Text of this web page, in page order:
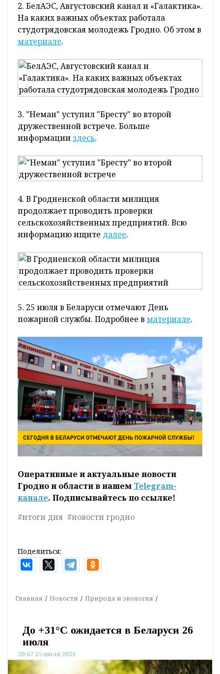
2. БелАЭС, Августовский канал и «Галактика».
На каких важных объектах работала
студотрядовская молодежь Гродно. Об этом в
материале.
3. "Неман" уступил "Бресту" во второй
дружественной встрече. Больше
информации здесь.
4. В Гродненской области милиция
продолжает проводить проверки
сельскохозяйственных предприятий. Всю
информацию ищите далее.
5. 25 июля в Беларуси отмечают День
пожарной службы. Подробнее в материале.
Оперативные и актуальные новости
Гродно и области в нашем Telegram-
канале. Подписывайтесь по ссылке!
#итоги дня #новости гродно
Поделиться:
Главная Новости Природа и экология
До +31°С ожидается в Беларуси 26
июля
20:07 25 июля 2021